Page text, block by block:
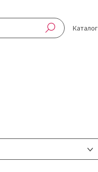
Каталог